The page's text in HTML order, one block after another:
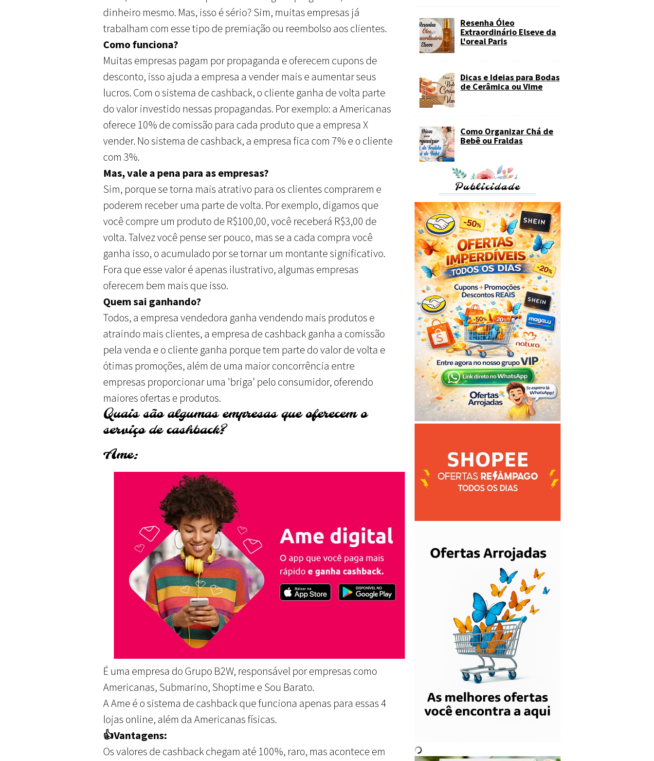
dinheiro mesmo. Mas, isso é sério? Sim, muitas empresas já
trabalham com esse tipo de premiação ou reembolso aos clientes.
Como funciona?
Muitas empresas pagam por propaganda e oferecem cupons de
desconto, isso ajuda a empresa a vender mais e aumentar seus
lucros. Com o sistema de cashback, o cliente ganha de volta parte
do valor investido nessas propagandas. Por exemplo: a Americanas
oferece 10% de comissão para cada produto que a empresa X
vender. No sistema de cashback, a empresa fica com 7% e o cliente
com 3%.
Mas, vale a pena para as empresas?
Sim, porque se torna mais atrativo para os clientes comprarem e
poderem receber uma parte de volta. Por exemplo, digamos que
você compre um produto de R$100,00, você receberá R$3,00 de
volta. Talvez você pense ser pouco, mas se a cada compra você
ganha isso, o acumulado por se tornar um montante significativo.
Fora que esse valor é apenas ilustrativo, algumas empresas
oferecem bem mais que isso.
Quem sai ganhando?
Todos, a empresa vendedora ganha vendendo mais produtos e
atraindo mais clientes, a empresa de cashback ganha a comissão
pela venda e o cliente ganha porque tem parte do valor de volta e
ótimas promoções, além de uma maior concorrência entre
empresas proporcionar uma 'briga' pelo consumidor, oferendo
maiores ofertas e produtos.
Quais são algumas empresas que oferecem o
serviço de cashback?
Ame:
É uma empresa do Grupo B2W, responsável por empresas como
Americanas, Submarino, Shoptime e Sou Barato.
A Ame é o sistema de cashback que funciona apenas para essas 4
lojas online, além da Americanas físicas.
👍Vantagens:
Os valores de cashback chegam até 100%, raro, mas acontece em
Resenha Óleo
Extraordinário Elseve da
L'oreal Paris
Dicas e Ideias para Bodas
de Cerâmica ou Vime
Como Organizar Chá de
Bebê ou Fraldas
Publicidade